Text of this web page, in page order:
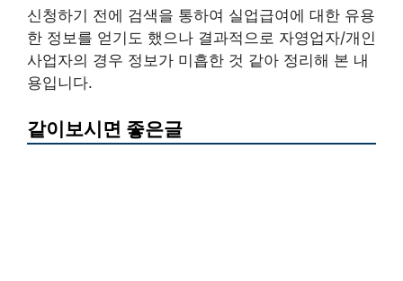
신청하기 전에 검색을 통하여 실업급여에 대한 유용
한 정보를 얻기도 했으나 결과적으로 자영업자/개인
사업자의 경우 정보가 미흡한 것 같아 정리해 본 내
용입니다.
같이보시면 좋은글